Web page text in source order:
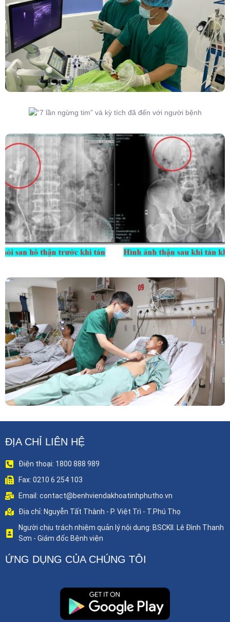
Đốt Sóng Cao Tần Dưới Siêu Âm, Điều Trị U
Lành Tuyến Giáp Không Cần Phẫu Thuật
Người Bệnh
Kết Hợp Tán Sỏi Qua Da Và Tán Sỏi Nội Soi
Ống Mềm – Kỹ Thuật Cao Loại Bỏ Triệt Để Sỏi
San Hô Thận
Phẫu Thuật Nội Soi Thay Van Tim – Bước Tiến
Vững Chắc Của Khoa Phẫu Thuật Tim Mạch
Lồng Ngực BVĐK Tỉnh Phú Thọ
ĐỊA CHỈ LIÊN HỆ
Điện thoại: 1800 888 989
Fax: 0210 6 254 103
Email: contact@benhviendakhoatinhphutho.vn
Địa chỉ: Nguyễn Tất Thành - P. Việt Trì - T.Phú Thọ
Người chịu trách nhiệm quản lý nội dung: BSCKII. Lê Đình Thanh
Sơn - Giám đốc Bệnh viện
ỨNG DỤNG CỦA CHÚNG TÔI